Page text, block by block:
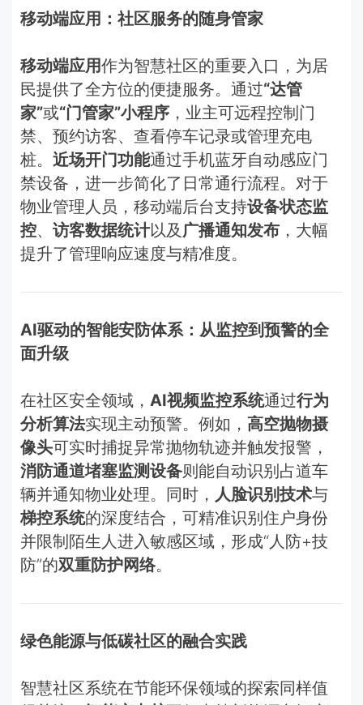
移动端应用：社区服务的随身管家
移动端应用作为智慧社区的重要入口，为居
民提供了全方位的便捷服务。通过“达管
家”或“门管家”小程序 ，业主可远程控制门
禁、预约访客、查看停车记录或管理充电
桩。 近场开门功能通过手机蓝牙自动感应门
禁设备，进一步简化了日常通行流程。对于
物业管理人员，移动端后台支持设备状态监
控、 访客数据统计以及 广播通知发布 ，大幅
提升了管理响应速度与精准度。
AI驱动的智能安防体系：从监控到预警的全
面升级
在社区安全领域， AI视频监控系统通过行为
分析算法实现主动预警。例如， 高空抛物摄
像头可实时捕捉异常抛物轨迹并触发报警，
消防通道堵塞监测设备则能自动识别占道车
辆并通知物业处理。同时， 人脸识别技术与
梯控系统的深度结合，可精准识别住户身份
并限制陌生人进入敏感区域，形成“人防+技
防”的双重防护网络。
绿色能源与低碳社区的融合实践
智慧社区系统在节能环保领域的探索同样值